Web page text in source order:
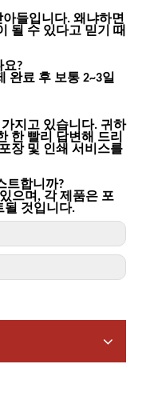
들입니다. 왜냐하면
될 수 있다고 믿기 때
요?
완료 후 보통 2~3일
지고 있습니다. 귀하
한 빨리 답변해 드리
장 및 인쇄 서비스를
트합니까?
으며, 각 제품은 포
될 것입니다.